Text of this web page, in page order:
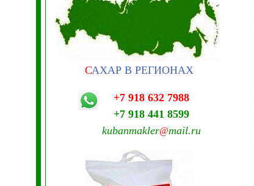
САХАР В РЕГИОНАХ
+7 918 632 7988
+7 918 441 8599
kubanmakler@mail.ru